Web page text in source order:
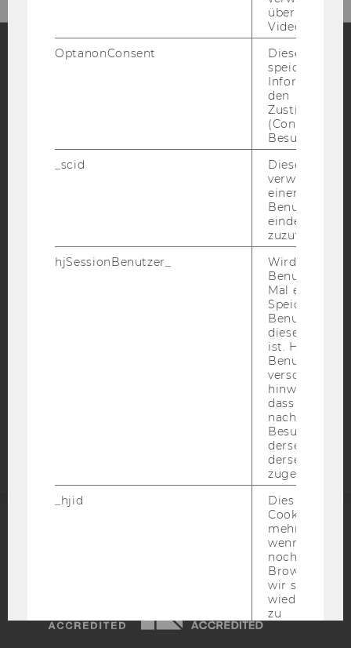
Blog
Bluesky
BARRIEREFREIHEITSERKLÄRUNG WEBSEITE
DATENSCHUTZERKLÄRUNG SOCIAL MEDIA
STUDIENBEWERBER*INNEN UND STUDIERENDE
Barrierefreiheitserklärung
überprüfen,
Video
OptanonConsent
Dieses Cookie
speichert
den
(Consent)
Besuchers.
_scid
Dieses
verwendet,
einem/einer
Benutzer*in
eindeutige ID
zuzuweisen
hjSessionBenutzer_
Wird gesetzt,
Benutzer
Mal eine
Speichert die
Benutzer-ID,
diese Seite
ist. Hotjar
Benutzer
verschiedene
hinweg.Stellt
dass Daten
Besuchen auf
derselben
derselben
zugeordnet
_hjid
Dies ist ein
Cookie, das
mehr setzen,
wenn ein
noch in
Browser hat,
wir seinen
zu